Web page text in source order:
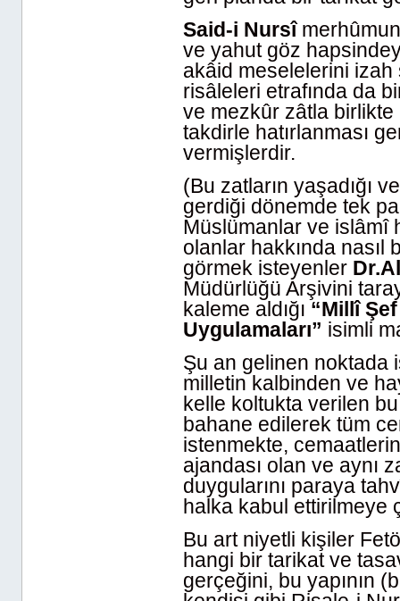
Said-i Nursî
ve yahut göz
akâid meselelerini izah
risâleleri etrafında da
ve mezkûr zâtla
takdirle hatırlanması
vermişlerdir.
(Bu zatların yaşadığı
gerdiği dönemde tek
Müslümanlar ve islâmî
olanlar hakkında nasıl
görmek isteyenler
Müdürlüğü Arşivini
kaleme aldığı “Millî
Uygulamaları” isimli
Şu an gelinen noktada
milletin kalbinden ve
kelle koltukta verilen
bahane edilerek tüm
istenmekte, cemaatlerin
ajandası olan ve aynı
duygularını paraya
halka kabul ettirilmeye
Bu art niyetli kişiler
hangi bir tarikat ve
gerçeğini, bu yapının